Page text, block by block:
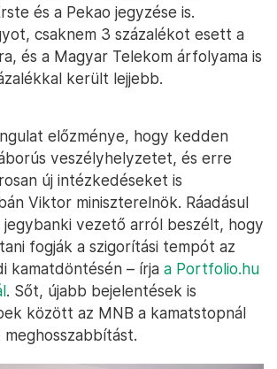
és a Pekao jegyzése is.
csaknem 3 százalékot esett a
és a Magyar Telekom árfolyama is
került lejjebb.
előzménye, hogy kedden
veszélyhelyzetet, és erre
új intézkedéseket is
Viktor miniszterelnök. Ráadásul
jegybanki vezető arról beszélt, hogy
fogják a szigorítási tempót az
kamatdöntésén – írja a Portfolio.hu
. Sőt, újabb bejelentések is
között az MNB a kamatstopnál